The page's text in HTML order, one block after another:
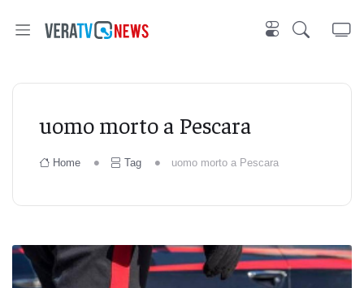
uomo morto a Pescara
Home Tag uomo morto a Pescara